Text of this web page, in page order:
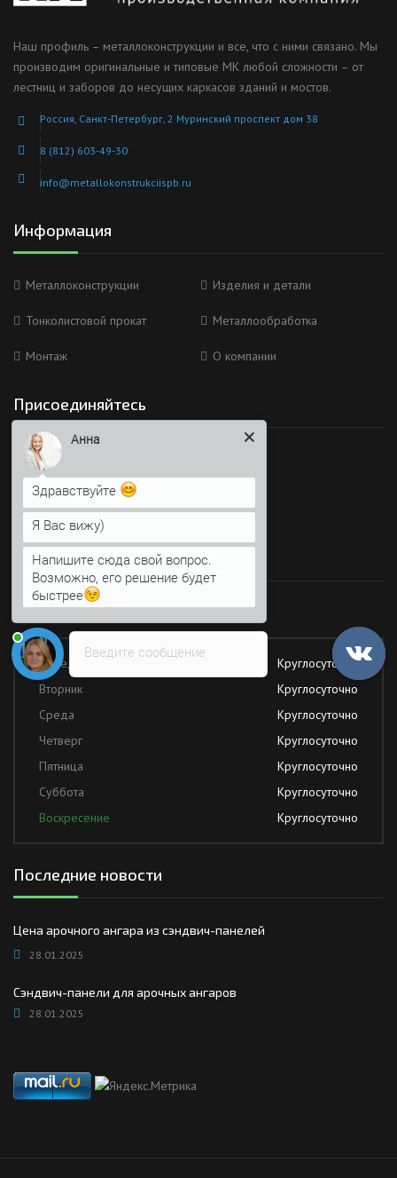
Наш профиль – металлоконструкции и все, что с ними связано. Мы
производим оригинальные и типовые МК любой сложности – от
лестниц и заборов до несущих каркасов зданий и мостов.
Россия, Санкт-Петербург, 2 Муринский проспект дом 38
8 (812) 603-49-30
info@metallokonstrukciispb.ru
Информация
Металлоконструкции Изделия и детали
Тонколистовой прокат Металлообработка
Монтаж О компании
Присоединяйтесь
Мы в социальных сетях
Время работы
Работаем без обеда и выходных
Понедельник
Круглосуточно
Вторник
Круглосуточно
Среда
Круглосуточно
Четверг
Круглосуточно
Пятница
Круглосуточно
Суббота
Круглосуточно
Воскресение
Круглосуточно
Последние новости
Цена арочного ангара из сэндвич-панелей
28.01.2025
Сэндвич-панели для арочных ангаров
28.01.2025
Введите сообщение
Анна
Здравствуйте
Я Вас вижу)
Напишите сюда свой вопрос.
Возможно, его решение будет
быстрее